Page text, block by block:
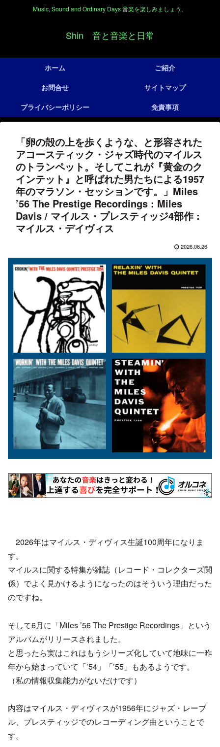
Music, Sound and Ordinary Days 音楽を楽しみましょう。
Shin 音と音楽と日常
ホーム
ご紹介
お問合せ
サイトマップ
プライバシーポリシー
免責事項
「卵の殻の上を歩くような、と形容された
アコースティック・ジャズ時代のマイルス
のトランペット。そしてこれが『黄金のク
インテット』と呼ばれた男たちによる1957
年のマラソン・セッションです。」Miles
’56 The Prestige Recordings : Miles
Davis / マイルス・プレスティッジ4部作 :
マイルス・デイヴィス
2026.06.26
2026年はマイルス・ディヴィス生誕100周年になりま
す。
マイルスに関する特集が雑誌（レコード・コレクターズ関
係）でよく見かけるようになったのはそういう理由だった
のですね。
そして6月に「Miles ’56 The Prestige Recordings」という
アルバムがリリースされました。
と思ったら実はこれはもうシリーズ化していて地味に一昨
年から始まっていて「’54」「’55」もあるようです。
（私の情報収集能力がないだけです）
内容はマイルス・ディヴィスが1956年にジャズ・レーブ
ル、プレスティッジでのレコーディング曲ということで
す。